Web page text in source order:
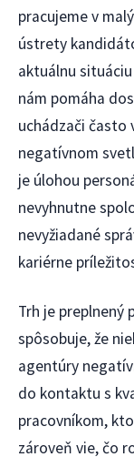
pracujeme v
ústrety
aktuálnu
nám pomáha
uchádzači často
negatívnom
je úlohou
nevyhnutne
nevyžiadané
kariérne
Trh je preplnený
spôsobuje, že
agentúry
do kontaktu s
pracovníkom,
zároveň vie, čo